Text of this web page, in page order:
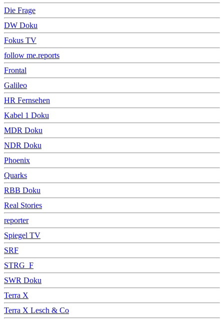
Die Frage
DW Doku
Fokus TV
follow me.reports
Frontal
Galileo
HR Fernsehen
Kabel 1 Doku
MDR Doku
NDR Doku
Phoenix
Quarks
RBB Doku
Real Stories
reporter
Spiegel TV
SRF
STRG_F
SWR Doku
Terra X
Terra X Lesch & Co